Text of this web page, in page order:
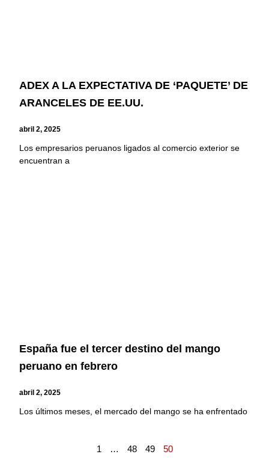
ADEX A LA EXPECTATIVA DE ‘PAQUETE’ DE
ARANCELES DE EE.UU.
abril 2, 2025
Los empresarios peruanos ligados al comercio exterior se
encuentran a
España fue el tercer destino del mango
peruano en febrero
abril 2, 2025
Los últimos meses, el mercado del mango se ha enfrentado
1 … 48 49 50